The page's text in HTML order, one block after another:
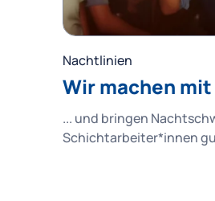
Nachtlinien
Wir machen
... und bringen
Schichtarbeiter*innen